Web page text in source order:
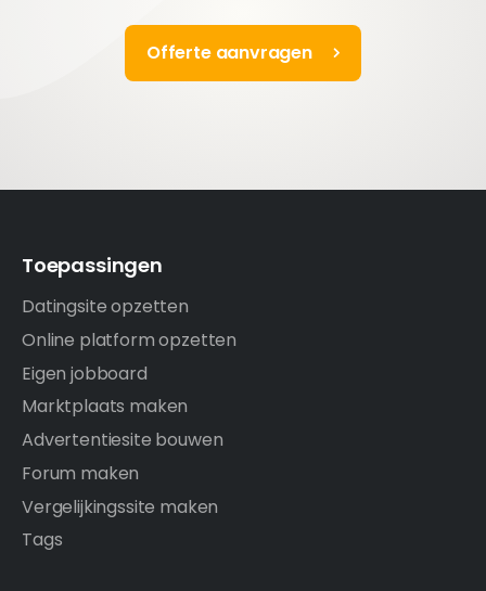
Offerte aanvragen
Toepassingen
Datingsite opzetten
Online platform opzetten
Eigen jobboard
Marktplaats maken
Advertentiesite bouwen
Forum maken
Vergelijkingssite maken
Tags